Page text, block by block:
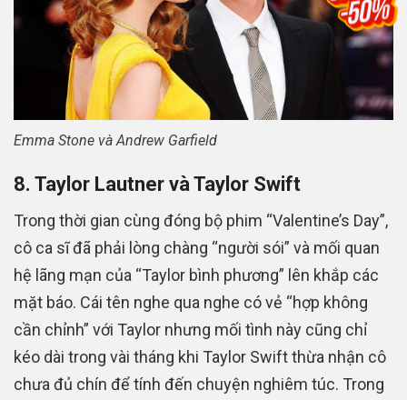
Emma Stone và Andrew Garfield
8. Taylor Lautner và Taylor Swift
Trong thời gian cùng đóng bộ phim “Valentine’s Day”,
cô ca sĩ đã phải lòng chàng “người sói” và mối quan
hệ lãng mạn của “Taylor bình phương” lên khắp các
mặt báo. Cái tên nghe qua nghe có vẻ “hợp không
cần chỉnh” với Taylor nhưng mối tình này cũng chỉ
kéo dài trong vài tháng khi Taylor Swift thừa nhận cô
chưa đủ chín để tính đến chuyện nghiêm túc. Trong